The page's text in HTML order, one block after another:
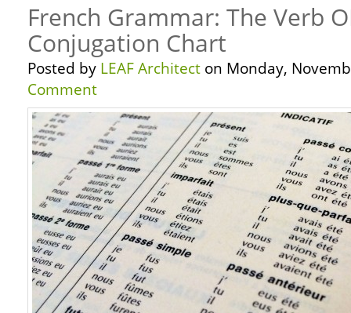
French Grammar: The Verb
Conjugation Chart
Posted by LEAF Architect on Monday,
Comment